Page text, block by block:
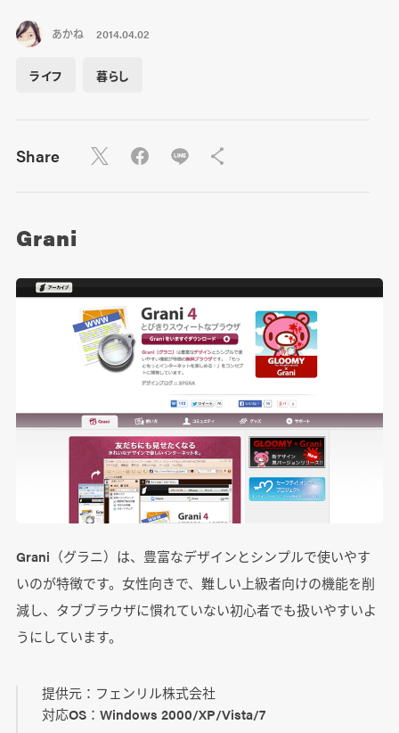
あかね 2014.04.02
ライフ 暮らし
Share
Grani
Grani（グラニ）は、豊富なデザインとシンプルで使いやす
いのが特徴です。女性向きで、難しい上級者向けの機能を削
減し、タブブラウザに慣れていない初心者でも扱いやすいよ
うにしています。
提供元：フェンリル株式会社
対応OS：Windows 2000/XP/Vista/7